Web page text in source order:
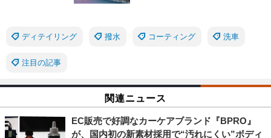
ディテイリング 撥水 コーティング 洗車
注目の記事
関連ニュース
EC販売で好調なカーケアブランド『BPRO』
が、国内初の新素材採用で“汚れにくい”ボディ